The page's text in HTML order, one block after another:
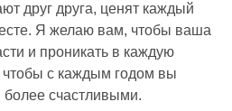
друг друга, ценят каждый
Я желаю вам, чтобы ваша
и проникать в каждую
чтобы с каждым годом вы
более счастливыми.